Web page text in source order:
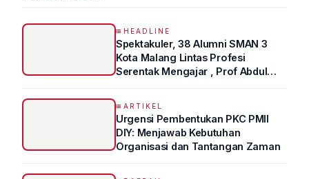
HEADLINE
Spektakuler, 38 Alumni SMAN 3
Kota Malang Lintas Profesi
Serentak Mengajar , Prof Abdul
ARTIKEL
Urgensi Pembentukan PKC PMII
DIY: Menjawab Kebutuhan
Organisasi dan Tantangan Zaman